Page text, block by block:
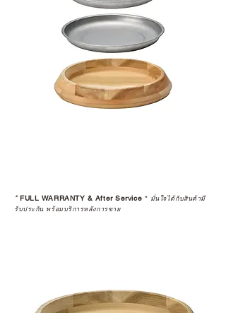
ประสบการณ์ที่สมบูรณ์แบบในระยะ
อ่านต่อเรื่องการรับประกันสินค้าได้
https://www.campstudio.co.th/
warranty
*FULL WARRANTY & After Service * มั่นใจได้กับสินค้ามี
รับประกัน พร้อมบริการหลังการขาย